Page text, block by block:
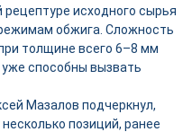
исходного сырья
обжига. Сложность
толщине всего 6–8 мм
способны вызвать
Мазалов подчеркнул,
позиций, ранее